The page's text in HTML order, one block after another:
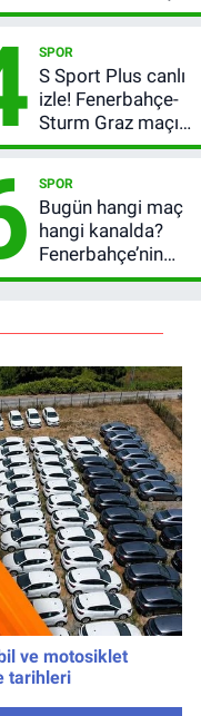
hangi kanalda,
SPOR
S Sport Plus canlı
izle! Fenerbahçe-
Sturm Graz maçı
nasıl izlenir?
SPOR
Bugün hangi maç
hangi kanalda?
Fenerbahçe’nin
Avrupa sınavı
ve motosiklet
tarihleri